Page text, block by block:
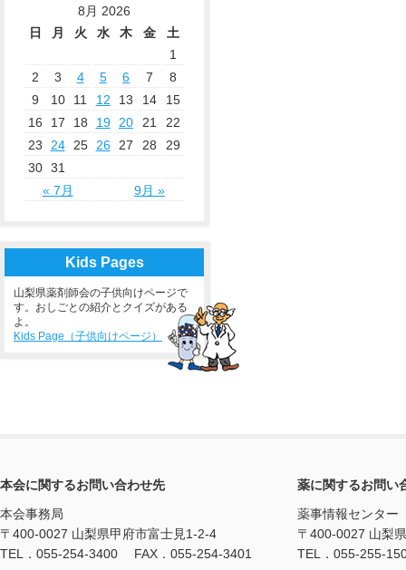
8月 2026
日
月 火 水 木 金
土
1
2
3 4 5 6 7
8
9
10 11 12 13 14
15
16
17 18 19 20 21
22
23
24 25 26 27 28
29
30 31
« 7月
9月 »
Kids Pages
山梨県薬剤師会の子供向けページで
す。おしごとの紹介とクイズがある
よ。
Kids Page（子供向けページ）
本会に関するお問い合わせ先
本会事務局
〒400-0027 山梨県甲府市富士見1-2-4
TEL．055-254-3400 FAX．055-254-3401
薬に関するお問い
薬事情報センター
〒400-0027 山梨
TEL．055-255-